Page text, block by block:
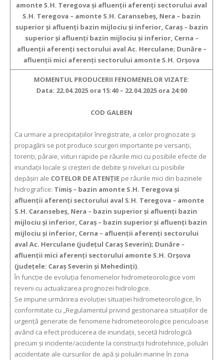
amonte S.H. Teregova și afluenții aferenți sectorului aval
S.H. Teregova – amonte S.H. Caransebeș, Nera – bazin
superior și afluenți bazin mijlociu și inferior, Caraș – bazin
superior și afluenți bazin mijlociu și inferior, Cerna –
afluenții aferenți sectorului aval Ac. Herculane; Dunăre –
afluenții mici aferenți sectorului amonte S.H. Orșova
MOMENTUL PRODUCERII FENOMENELOR VIZATE:
Data: 22.04.2025 ora 15:40 – 22.04.2025 ora 24:00
COD GALBEN
Ca urmare a precipitaţiilor înregistrate, a celor prognozate și
propagării se pot produce scurgeri importante pe versanţi,
torenţi, pâraie, viituri rapide pe râurile mici cu posibile efecte de
inundaţii locale şi creşteri de debite şi niveluri cu posibile
depăşiri ale COTELOR DE ATENŢIE pe râurile mici din bazinele
hidrografice: Timiș – bazin amonte S.H. Teregova și
afluenții aferenți sectorului aval S.H. Teregova – amonte
S.H. Caransebeș, Nera – bazin superior și afluenți bazin
mijlociu și inferior, Caraș – bazin superior și afluenți bazin
mijlociu și inferior, Cerna – afluenții aferenți sectorului
aval Ac. Herculane (județul Caraș Severin); Dunăre –
afluenții mici aferenți sectorului amonte S.H. Orșova
(județele: Caraș Severin și Mehedinți).
În funcție de evoluția fenomenelor hidrometeorologice vom
reveni cu actualizarea prognozei hidrologice.
Se impune urmărirea evoluției situației hidrometeorologice, în
conformitate cu „Regulamentul privind gestionarea situațiilor de
urgență generate de fenomene hidrometeorologice periculoase
având ca efect producerea de inundații, secetă hidrologică
precum și incidente/accidente la construcții hidrotehnice, poluări
accidentate ale cursurilor de apă și poluări marine în zona